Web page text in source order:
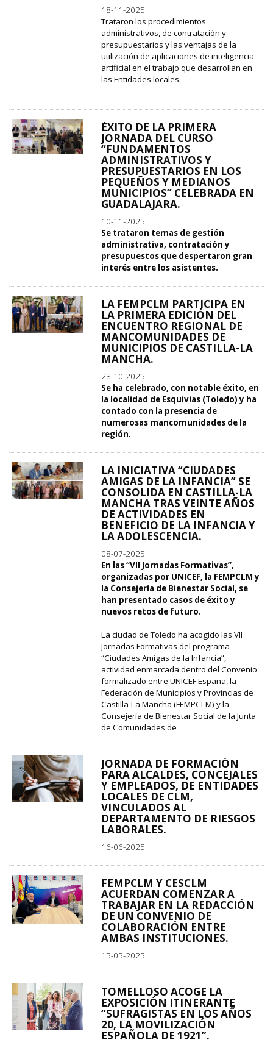
18-11-2025
Trataron los procedimientos
administrativos, de contratación y
presupuestarios y las ventajas de la
utilización de aplicaciones de inteligencia
artificial en el trabajo que desarrollan en
las Entidades locales.
ÉXITO DE LA PRIMERA
JORNADA DEL CURSO
“FUNDAMENTOS
ADMINISTRATIVOS Y
PRESUPUESTARIOS EN LOS
PEQUEÑOS Y MEDIANOS
MUNICIPIOS” CELEBRADA EN
GUADALAJARA.
10-11-2025
Se trataron temas de gestión
administrativa, contratación y
presupuestos que despertaron gran
interés entre los asistentes.
LA FEMPCLM PARTICIPA EN
LA PRIMERA EDICIÓN DEL
ENCUENTRO REGIONAL DE
MANCOMUNIDADES DE
MUNICIPIOS DE CASTILLA-LA
MANCHA.
28-10-2025
Se ha celebrado, con notable éxito, en
la localidad de Esquivias (Toledo) y ha
contado con la presencia de
numerosas mancomunidades de la
región.
LA INICIATIVA “CIUDADES
AMIGAS DE LA INFANCIA” SE
CONSOLIDA EN CASTILLA-LA
MANCHA TRAS VEINTE AÑOS
DE ACTIVIDADES EN
BENEFICIO DE LA INFANCIA Y
LA ADOLESCENCIA.
08-07-2025
En las “VII Jornadas Formativas”,
organizadas por UNICEF, la FEMPCLM y
la Consejería de Bienestar Social, se
han presentado casos de éxito y
nuevos retos de futuro.
La ciudad de Toledo ha acogido las VII
Jornadas Formativas del programa
“Ciudades Amigas de la Infancia”,
actividad enmarcada dentro del Convenio
formalizado entre UNICEF España, la
Federación de Municipios y Provincias de
Castilla-La Mancha (FEMPCLM) y la
Consejería de Bienestar Social de la Junta
de Comunidades de
JORNADA DE FORMACIÓN
PARA ALCALDES, CONCEJALES
Y EMPLEADOS, DE ENTIDADES
LOCALES DE CLM,
VINCULADOS AL
DEPARTAMENTO DE RIESGOS
LABORALES.
16-06-2025
FEMPCLM Y CESCLM
ACUERDAN COMENZAR A
TRABAJAR EN LA REDACCIÓN
DE UN CONVENIO DE
COLABORACIÓN ENTRE
AMBAS INSTITUCIONES.
15-05-2025
TOMELLOSO ACOGE LA
EXPOSICIÓN ITINERANTE
“SUFRAGISTAS EN LOS AÑOS
20, LA MOVILIZACIÓN
ESPAÑOLA DE 1921”.